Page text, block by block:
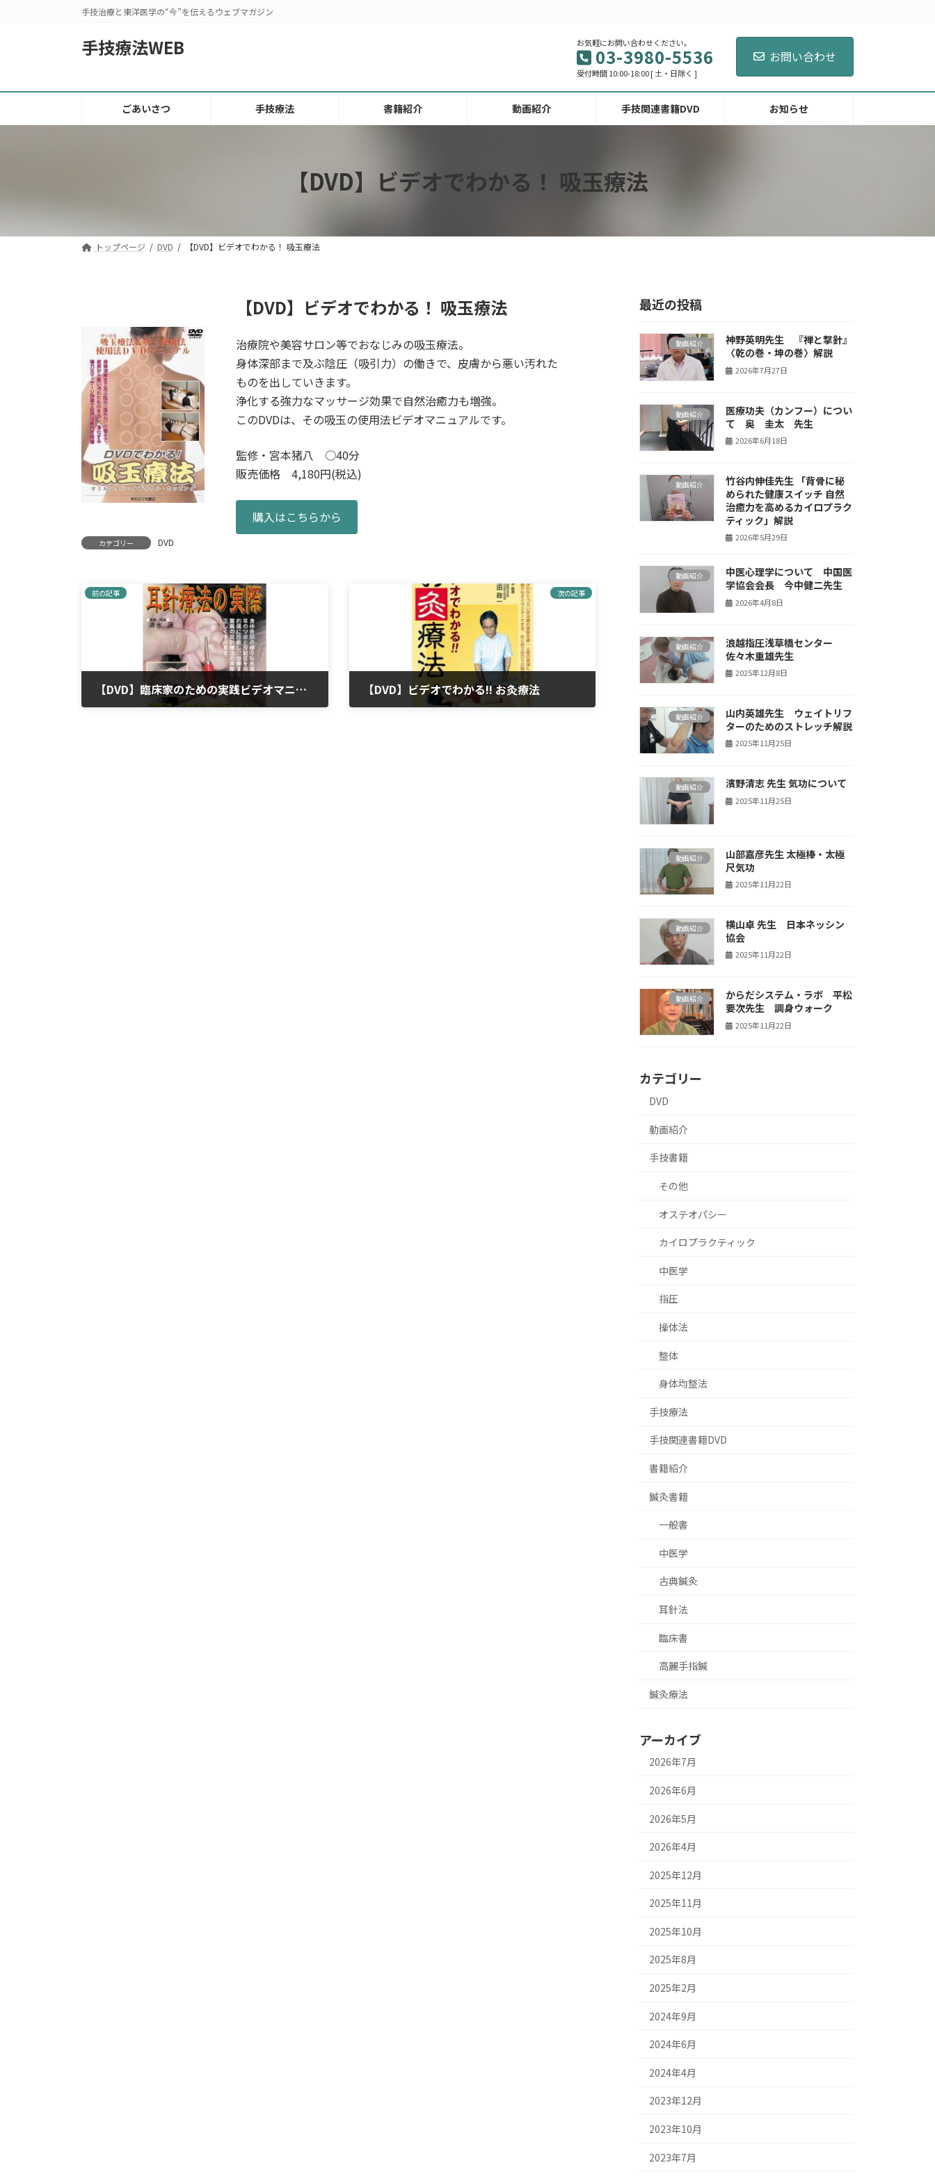
へ
キ
ョ
に
手技治療と東洋医学の“今”を伝えるウェブマガジン
手技療法WEB お気軽にお問い合わせください。
03-3980-5536
受付時間 10:00-18:00 [ 土・日除く ]
お問い合わせ
ごあいさつ 手技療法 書籍紹介 動画紹介 手技関連書籍DVD お知らせ
【DVD】ビデオでわかる！ 吸玉療法
トップページ DVD 【DVD】ビデオでわかる！ 吸玉療法
【DVD】ビデオでわかる！ 吸玉療法
治療院や美容サロン等でおなじみの吸玉療法。
身体深部まで及ぶ陰圧（吸引力）の働きで、皮膚から悪い汚れた
ものを出していきます。
浄化する強力なマッサージ効果で自然治癒力も増強。
このDVDは、その吸玉の使用法ビデオマニュアルです。
監修・宮本猪八 ○40分
販売価格 4,180円(税込)
購入はこちらから
カテゴリー DVD
前の記事
【DVD】臨床家のための実践ビデオマニュアル 耳針療
次の記事
【DVD】ビデオでわかる!! お灸療法
最近の投稿
動画紹介
神野英明先生 『禅と撃針』
〈乾の巻・坤の巻〉解説
2026年7月27日
動画紹介
医療功夫（カンフー）につい
て 奥 圭太 先生
2026年6月18日
動画紹介
竹谷内伸佳先生 「背骨に秘
められた健康スイッチ 自然
治癒力を高めるカイロプラク
ティック」解説
2026年5月29日
動画紹介
中医心理学について 中国医
学協会会長 今中健二先生
2026年4月8日
動画紹介
浪越指圧浅草橋センター
佐々木重雄先生
2025年12月8日
動画紹介
山内英雄先生 ウェイトリフ
ターのためのストレッチ解説
2025年11月25日
動画紹介 濱野清志 先生 気功について
2025年11月25日
動画紹介
山部嘉彦先生 太極棒・太極
尺気功
2025年11月22日
動画紹介
横山卓 先生 日本ネッシン
協会
2025年11月22日
動画紹介
からだシステム・ラボ 平松
要次先生 調身ウォーク
2025年11月22日
カテゴリー
DVD
動画紹介
手技書籍
その他
オステオパシー
カイロプラクティック
中医学
指圧
操体法
整体
身体均整法
手技療法
手技関連書籍DVD
書籍紹介
鍼灸書籍
一般書
中医学
古典鍼灸
耳針法
臨床書
高麗手指鍼
鍼灸療法
アーカイブ
2026年7月
2026年6月
2026年5月
2026年4月
2025年12月
2025年11月
2025年10月
2025年8月
2025年2月
2024年9月
2024年6月
2024年4月
2023年12月
2023年10月
2023年7月